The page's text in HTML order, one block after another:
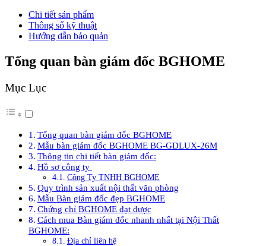
Chi tiết sản phẩm
Thông số kỹ thuật
Hướng dẫn bảo quản
Tổng quan bàn giám đốc BGHOME
Mục Lục
Tổng quan bàn giám đốc BGHOME
Mẫu bàn giám đốc BGHOME BG-GDLUX-26M
Thông tin chi tiết bàn giám đốc:
Hồ sơ công ty
Công Ty TNHH BGHOME
Quy trình sản xuất nội thất văn phòng
Mẫu Bàn giám đốc đẹp BGHOME
Chứng chỉ BGHOME đạt được
Cách mua Bàn giám đốc nhanh nhất tại Nội Thất
BGHOME:
Địa chỉ liên hệ